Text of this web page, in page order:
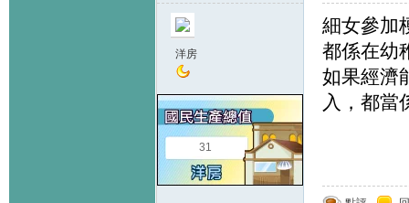
洋房
31
細女參加
都係在幼
如果經濟
入，都當